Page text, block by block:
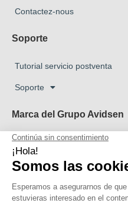
Contactez-nous
Soporte
Tutorial servicio postventa
Soporte
Marca del Grupo Avidsen
Marca Avidsen
Marca Extel
La marca Thomson